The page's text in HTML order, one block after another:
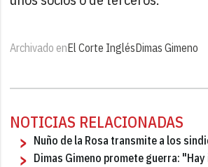
Archivado enEl Corte InglésDimas Gimeno
NOTICIAS RELACIONADAS
Nuño de la Rosa transmite a los
Dimas Gimeno promete guerra: